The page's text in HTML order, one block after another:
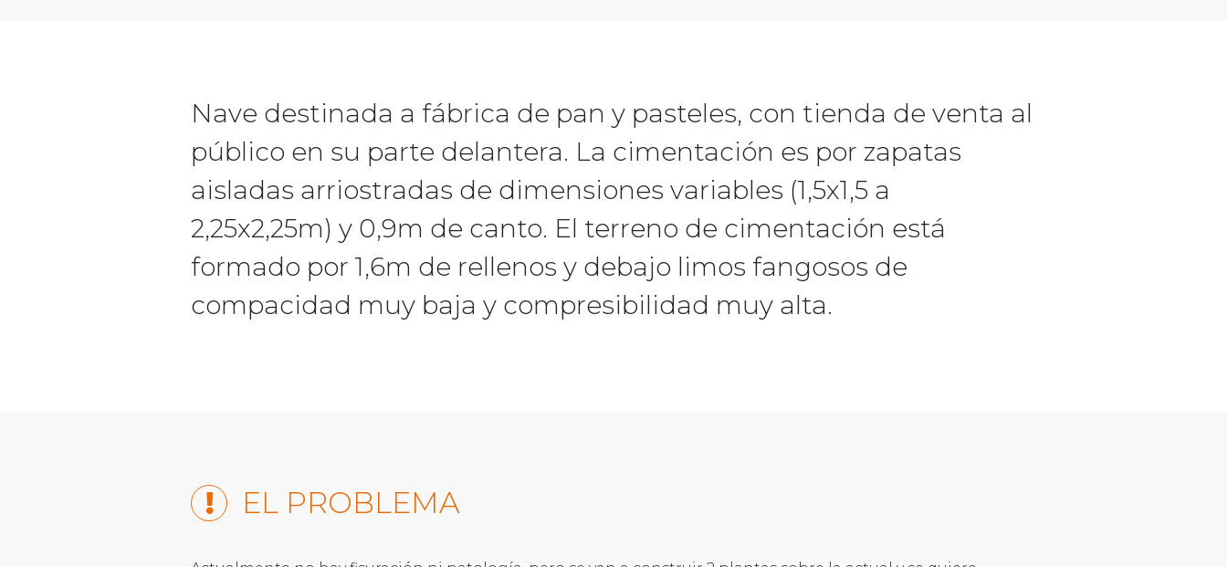
Nave destinada a fábrica de pan y pasteles, con tienda de venta al
público en su parte delantera. La cimentación es por zapatas
aisladas arriostradas de dimensiones variables (1,5x1,5 a
2,25x2,25m) y 0,9m de canto. El terreno de cimentación está
formado por 1,6m de rellenos y debajo limos fangosos de
compacidad muy baja y compresibilidad muy alta.
EL PROBLEMA